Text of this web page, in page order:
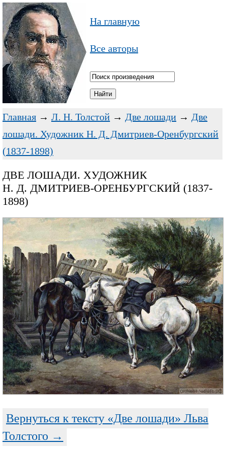
На главную
Все авторы
Главная → Л. Н. Толстой → Две лошади → Две
лошади. Художник Н. Д. Дмитриев-Оренбургский
(1837-1898)
ДВЕ ЛОШАДИ. ХУДОЖНИК
Н. Д. ДМИТРИЕВ-ОРЕНБУРГСКИЙ (1837-
1898)
Вернуться к тексту «Две лошади» Льва
Толстого →